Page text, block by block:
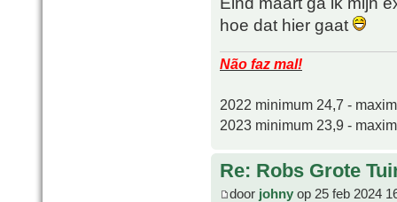
hoe dat hier gaat
Não faz mal!
2022 minimum 24,7 -
2023 minimum 23,9 -
Re: Robs Grote
door johny op 25 feb 2024